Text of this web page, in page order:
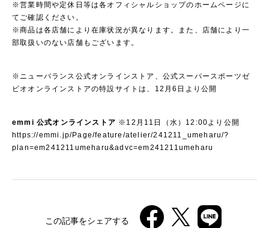
※営業時間や定休日等は各オフィシャルショップのホームページに
てご確認ください。
※商品は各店舗により在庫状況が異なります。また、店舗により一
部取扱いのない店舗もございます。
※ニューバランス公式オンラインストア、公式スーパースポーツゼ
ビオオンラインストアの特設サイトは、12月6日より公開
emmi 公式オンラインストア ※12月11日（水）12:00より公開
https://emmi.jp/Page/feature/atelier/241211_umeharu/?
plan=em241211umeharu&advc=em241211umeharu
この記事をシェアする